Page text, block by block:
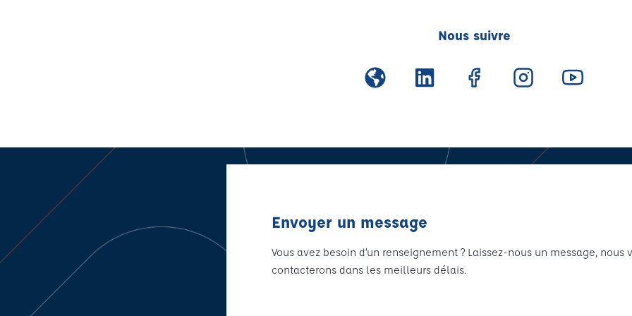
Nous suivre
Envoyer un message
Vous avez besoin d’un renseignement ? Laissez-nous un message, nous
contacterons dans les meilleurs délais.